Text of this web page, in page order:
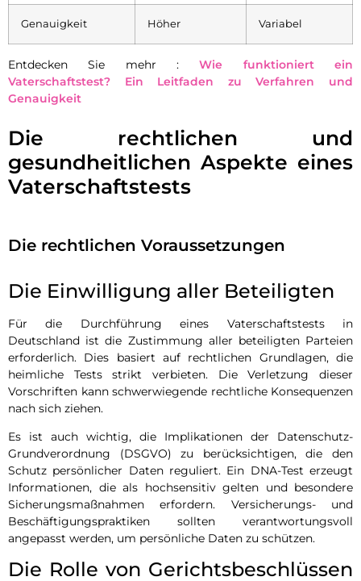
Genauigkeit Höher Variabel
Entdecken Sie mehr :Wie funktioniert ein
Vaterschaftstest? Ein Leitfaden zu Verfahren und
Genauigkeit
Die rechtlichen und
gesundheitlichen Aspekte eines
Vaterschaftstests
Die rechtlichen Voraussetzungen
Die Einwilligung aller Beteiligten
Für die Durchführung eines Vaterschaftstests in
Deutschland ist die Zustimmung aller beteiligten Parteien
erforderlich. Dies basiert auf rechtlichen Grundlagen, die
heimliche Tests strikt verbieten. Die Verletzung dieser
Vorschriften kann schwerwiegende rechtliche Konsequenzen
nach sich ziehen.
Es ist auch wichtig, die Implikationen der Datenschutz-
Grundverordnung (DSGVO) zu berücksichtigen, die den
Schutz persönlicher Daten reguliert. Ein DNA-Test erzeugt
Informationen, die als hochsensitiv gelten und besondere
Sicherungsmaßnahmen erfordern. Versicherungs- und
Beschäftigungspraktiken sollten verantwortungsvoll
angepasst werden, um persönliche Daten zu schützen.
Die Rolle von Gerichtsbeschlüssen